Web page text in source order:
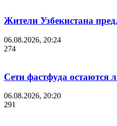
Жители Узбекистана
06.08.2026, 20:24
274
Сети фастфуда остаются
06.08.2026, 20:20
291